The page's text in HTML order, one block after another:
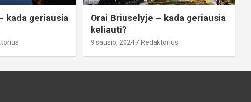
kada geriausia
Orai Briuselyje – kada geriausia
keliauti?
9 sausio, 2024 Redaktorius